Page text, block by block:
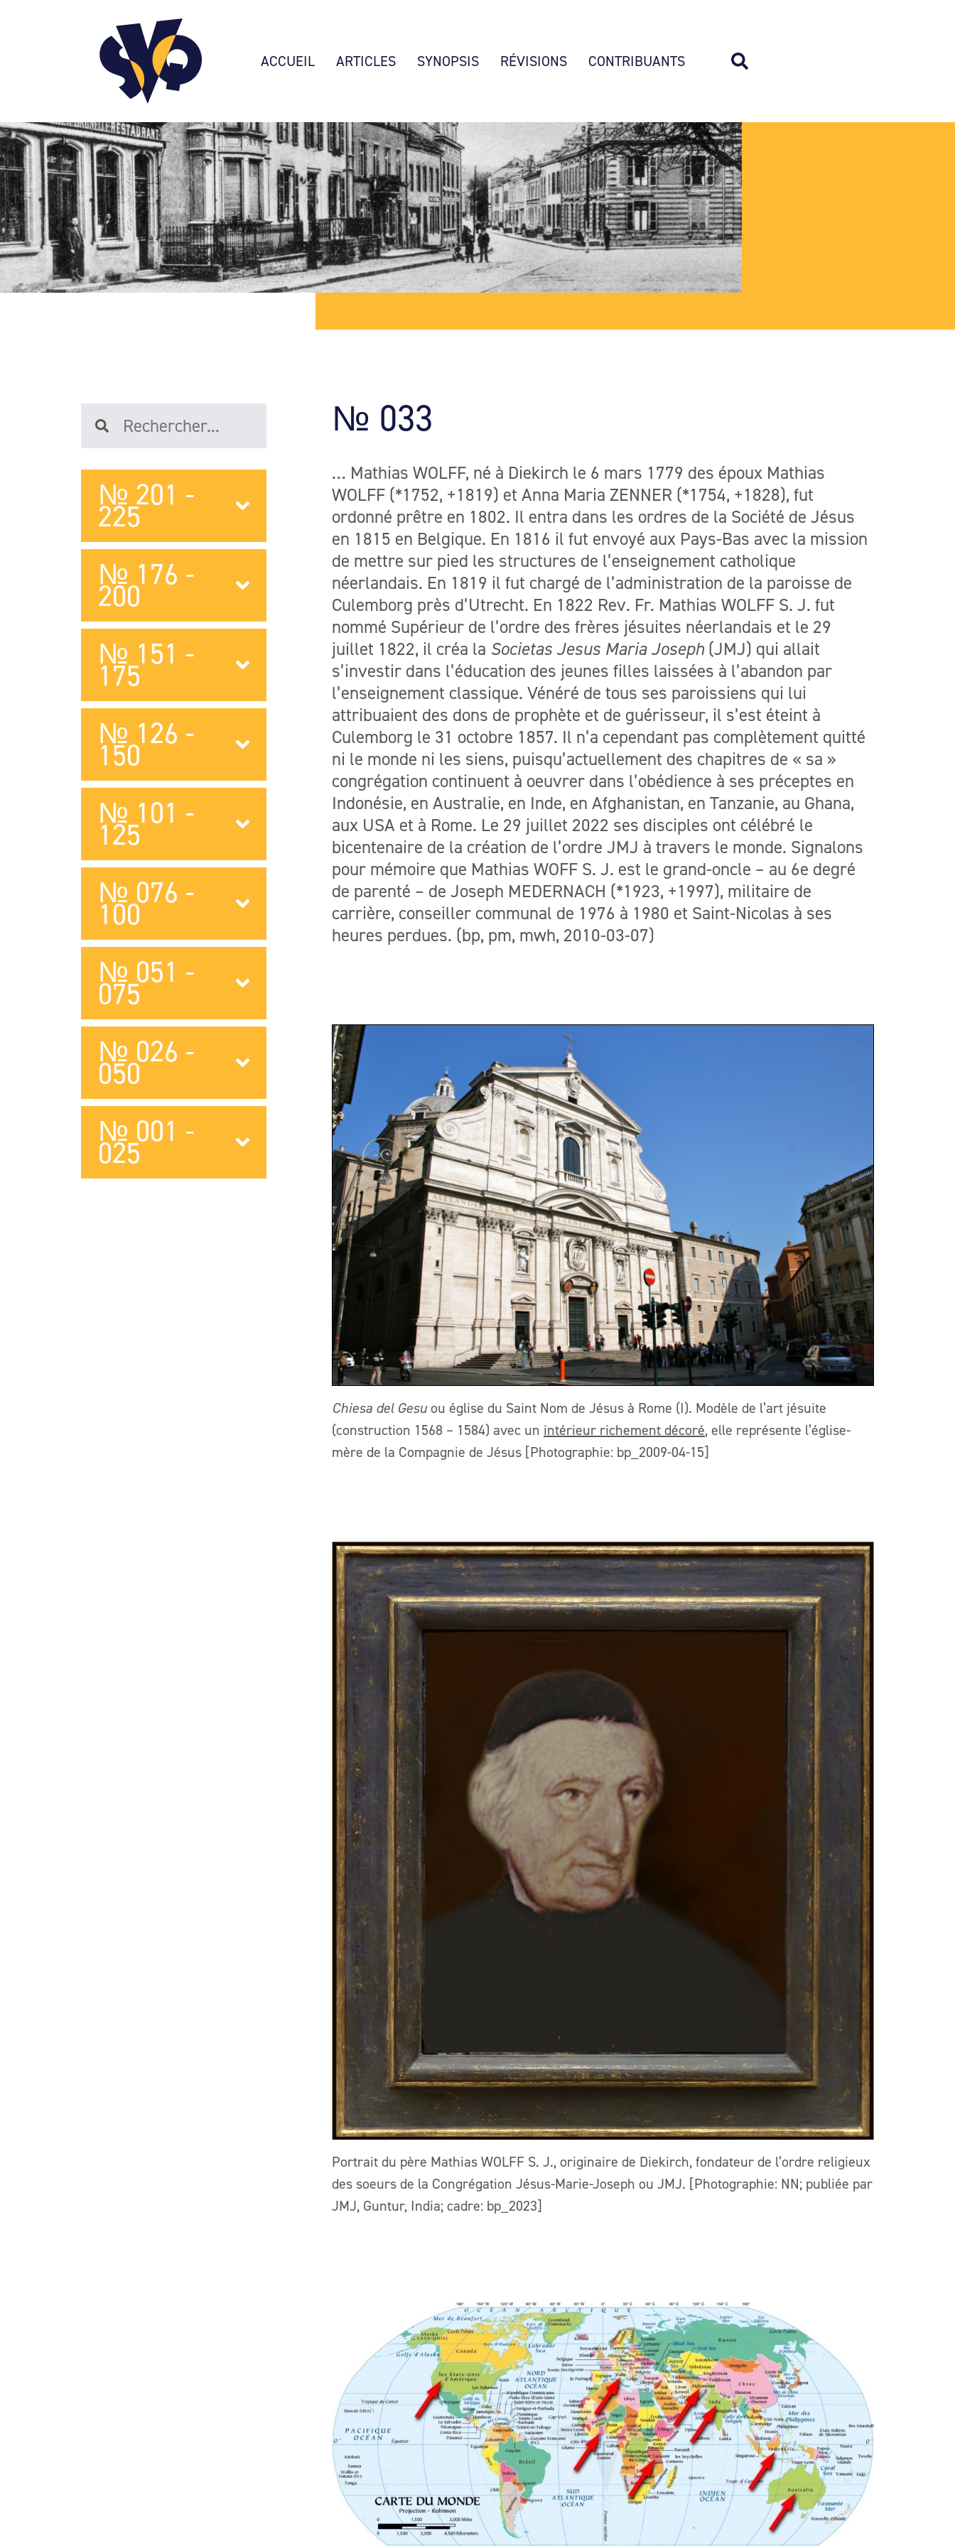
ACCUEIL ARTICLES SYNOPSIS RÉVISIONS CONTRIBUANTS
№ 001 -
025
№ 026 -
050
№ 051 -
075
№ 076 -
100
№ 101 -
125
№ 126 -
150
№ 151 -
175
№ 176 -
200
№ 201 -
225
№ 033
… Mathias WOLFF, né à Diekirch le 6 mars 1779 des époux Mathias
WOLFF (*1752, +1819) et Anna Maria ZENNER (*1754, +1828), fut
ordonné prêtre en 1802. Il entra dans les ordres de la Société de Jésus
en 1815 en Belgique. En 1816 il fut envoyé aux Pays-Bas avec la mission
de mettre sur pied les structures de l’enseignement catholique
néerlandais. En 1819 il fut chargé de l’administration de la paroisse de
Culemborg près d’Utrecht. En 1822 Rev. Fr. Mathias WOLFF S. J. fut
nommé Supérieur de l’ordre des frères jésuites néerlandais et le 29
juillet 1822, il créa la Societas Jesus Maria Joseph (JMJ) qui allait
s’investir dans l’éducation des jeunes filles laissées à l’abandon par
l’enseignement classique. Vénéré de tous ses paroissiens qui lui
attribuaient des dons de prophète et de guérisseur, il s’est éteint à
Culemborg le 31 octobre 1857. Il n’a cependant pas complètement quitté
ni le monde ni les siens, puisqu’actuellement des chapitres de « sa »
congrégation continuent à oeuvrer dans l’obédience à ses préceptes en
Indonésie, en Australie, en Inde, en Afghanistan, en Tanzanie, au Ghana,
aux USA et à Rome. Le 29 juillet 2022 ses disciples ont célébré le
bicentenaire de la création de l’ordre JMJ à travers le monde. Signalons
pour mémoire que Mathias WOFF S. J. est le grand-oncle – au 6e degré
de parenté – de Joseph MEDERNACH (*1923, +1997), militaire de
carrière, conseiller communal de 1976 à 1980 et Saint-Nicolas à ses
heures perdues. (bp, pm, mwh, 2010-03-07)
Chiesa del Gesuou église du Saint Nom de Jésus à Rome (I). Modèle de l’art jésuite
(construction 1568 – 1584) avec un intérieur richement décoré, elle représente l’église-
mère de la Compagnie de Jésus [Photographie: bp_2009-04-15]
Portrait du père Mathias WOLFF S. J., originaire de Diekirch, fondateur de l’ordre religieux
des soeurs de la Congrégation Jésus-Marie-Joseph ou JMJ. [Photographie: NN; publiée par
JMJ, Guntur, India; cadre: bp_2023]